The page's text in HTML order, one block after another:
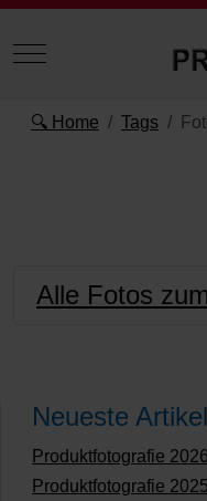
Mobile Menu Toggle
🔍 Home Tags
Alle Fotos
Neueste Artikel
Produktfotografie
Produktfotografie